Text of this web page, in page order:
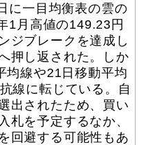
に一目均衡表の雲の
1月高値の149.23円
ジブレークを達成し
押し返された。しか
均線や21日移動平均
線に転じている。自
出されたため、買い
札を予定するなか、
回避する可能性もあ